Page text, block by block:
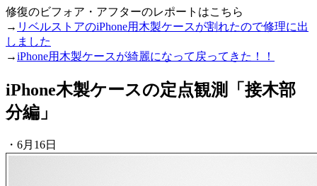
修復のビフォア・アフターのレポートはこちら
→ リベルストアのiPhone用木製ケースが割れたので修理に出
しました
→iPhone用木製ケースが綺麗になって戻ってきた！！
iPhone木製ケースの定点観測「接木部
分編」
・6月16日